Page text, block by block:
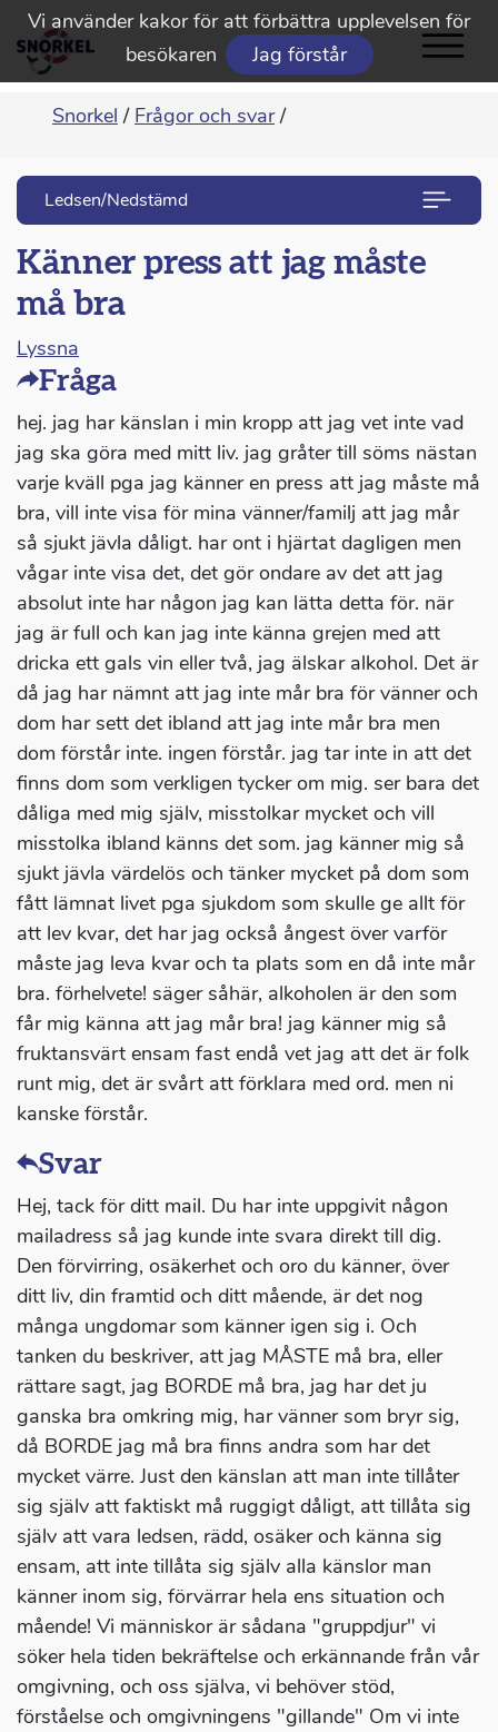
Vi använder kakor för att förbättra upplevelsen för
besökaren
Jag förstår
Snorkel / Frågor och svar /
Ledsen/Nedstämd
Känner press att jag måste
må bra
Lyssna
Fråga
hej. jag har känslan i min kropp att jag vet inte vad
jag ska göra med mitt liv. jag gråter till söms nästan
varje kväll pga jag känner en press att jag måste må
bra, vill inte visa för mina vänner/familj att jag mår
så sjukt jävla dåligt. har ont i hjärtat dagligen men
vågar inte visa det, det gör ondare av det att jag
absolut inte har någon jag kan lätta detta för. när
jag är full och kan jag inte känna grejen med att
dricka ett gals vin eller två, jag älskar alkohol. Det är
då jag har nämnt att jag inte mår bra för vänner och
dom har sett det ibland att jag inte mår bra men
dom förstår inte. ingen förstår. jag tar inte in att det
finns dom som verkligen tycker om mig. ser bara det
dåliga med mig själv, misstolkar mycket och vill
misstolka ibland känns det som. jag känner mig så
sjukt jävla värdelös och tänker mycket på dom som
fått lämnat livet pga sjukdom som skulle ge allt för
att lev kvar, det har jag också ångest över varför
måste jag leva kvar och ta plats som en då inte mår
bra. förhelvete! säger såhär, alkoholen är den som
får mig känna att jag mår bra! jag känner mig så
fruktansvärt ensam fast endå vet jag att det är folk
runt mig, det är svårt att förklara med ord. men ni
kanske förstår.
Svar
Hej, tack för ditt mail. Du har inte uppgivit någon
mailadress så jag kunde inte svara direkt till dig.
Den förvirring, osäkerhet och oro du känner, över
ditt liv, din framtid och ditt mående, är det nog
många ungdomar som känner igen sig i. Och
tanken du beskriver, att jag MÅSTE må bra, eller
rättare sagt, jag BORDE må bra, jag har det ju
ganska bra omkring mig, har vänner som bryr sig,
då BORDE jag må bra finns andra som har det
mycket värre. Just den känslan att man inte tillåter
sig själv att faktiskt må ruggigt dåligt, att tillåta sig
själv att vara ledsen, rädd, osäker och känna sig
ensam, att inte tillåta sig själv alla känslor man
känner inom sig, förvärrar hela ens situation och
mående! Vi människor är sådana "gruppdjur" vi
söker hela tiden bekräftelse och erkännande från vår
omgivning, och oss själva, vi behöver stöd,
förståelse och omgivningens "gillande" Om vi inte